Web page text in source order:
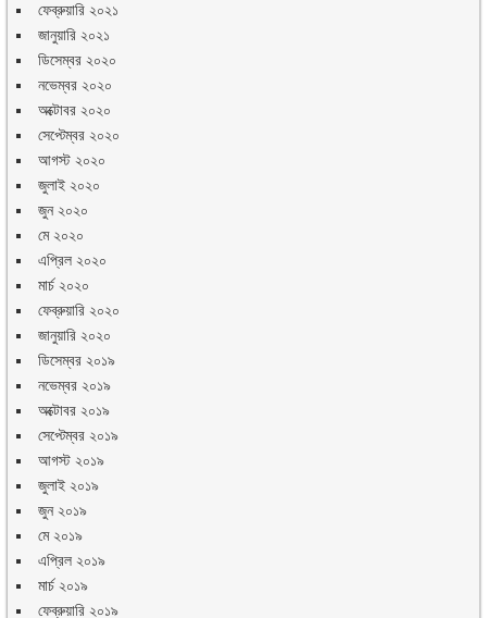
ফেব্রুয়ারি ২০২১
জানুয়ারি ২০২১
ডিসেম্বর ২০২০
নভেম্বর ২০২০
অক্টোবর ২০২০
সেপ্টেম্বর ২০২০
আগস্ট ২০২০
জুলাই ২০২০
জুন ২০২০
মে ২০২০
এপ্রিল ২০২০
মার্চ ২০২০
ফেব্রুয়ারি ২০২০
জানুয়ারি ২০২০
ডিসেম্বর ২০১৯
নভেম্বর ২০১৯
অক্টোবর ২০১৯
সেপ্টেম্বর ২০১৯
আগস্ট ২০১৯
জুলাই ২০১৯
জুন ২০১৯
মে ২০১৯
এপ্রিল ২০১৯
মার্চ ২০১৯
ফেব্রুয়ারি ২০১৯